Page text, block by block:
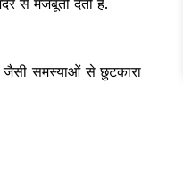
से मजबूती देती है.
जैसी समस्याओं से छुटकारा